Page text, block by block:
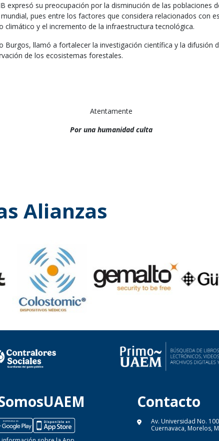
expresó su preocupación por la disminución de las poblaciones
pues entre los factores que considera relacionados con
climático y el incremento de la infraestructura tecnológica.
Burgos, llamó a fortalecer la investigación científica y la difusión
de los ecosistemas forestales.
Atentamente
Por una humanidad culta
Alianzas
Contacto
Av. Universidad No.
Cuernavaca, Morelos,